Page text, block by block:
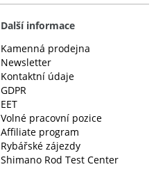
Další informace
Kamenná prodejna
Newsletter
Kontaktní údaje
GDPR
EET
Volné pracovní pozice
Affiliate program
Rybářské zájezdy
Shimano Rod Test Center